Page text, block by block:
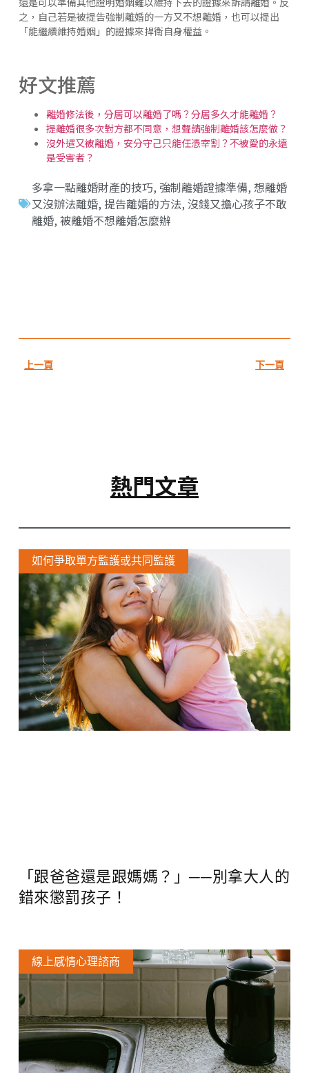
之，自己若是被提告強制離婚的一方又不想離婚，也可以提出
「能繼續維持婚姻」的證據來捍衛自身權益。
好文推薦
離婚修法後，分居可以離婚了嗎？分居多久才能離婚？
提離婚很多次對方都不同意，想聲請強制離婚該怎麼做？
沒外遇又被離婚，安分守己只能任憑宰割？不被愛的永遠
是受害者？
多拿一點離婚財產的技巧, 強制離婚證據準備, 想離婚
又沒辦法離婚, 提告離婚的方法, 沒錢又擔心孩子不敢
離婚, 被離婚不想離婚怎麼辦
上一頁 下一頁
熱門文章
如何爭取單方監護或共同監護
「跟爸爸還是跟媽媽？」──別拿大人的
錯來懲罰孩子！
線上感情心理諮商